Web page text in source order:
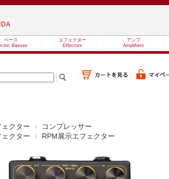
ベース
Basses
エフェクター
Effectors
アンプ
Amplifiers
ェクター
コンプレッサー
ェクター
RPM展示エフェクター